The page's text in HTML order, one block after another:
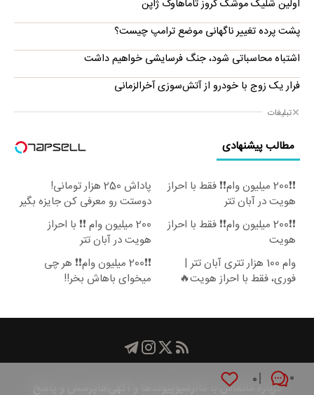
۰ ۰
اولین شلیک موشک کروز تاماهاوک ژاپن
پشت پرده تغییر ناگهانی موضع ترامپ چیست؟
اشتباه محاسباتی شود، جنگ فرسایشی خواهیم داشت
فرار یک زوج با خودرو از آتش‌سوزی آخرالزمانی
تبلیغات
مطالب پیشنهادی
❗❗200 میلیون وام❗❗ فقط با احراز
هویت در آبان تتر
پاداش 250 هزار تومانی!
دوستت رو معرفی کن جایزه بگیر
😍
❗❗200 میلیون وام❗❗ فقط با احراز
هویت
200 میلیون وام ❗❗ با احراز
هویت در آبان تتر
وام 100 هزار تتری آبان تتر |
فوری، فقط با احراز هویت🔥
❗❗200 میلیون وام❗❗ هر چی
میخوای باهاش بخر!!
درباره ما تماس با ما آرشیو پیوند‌ها و آگهی‌ها پرسش و پاسخ